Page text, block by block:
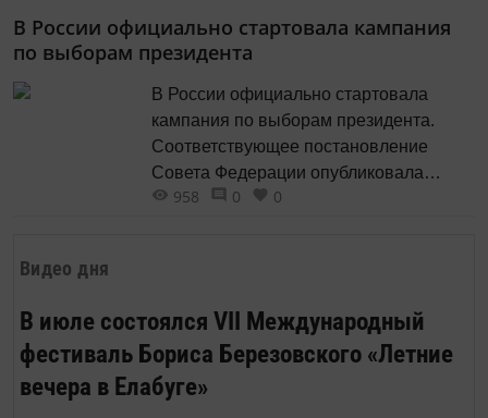
Видео дня
В июле состоялся VII Международный
фестиваль Бориса Березовского «Летние
вечера в Елабуге»
итальянской «Чивитанове» и впервые
в клубной истории завоевали мировую
В России официально стартовала кампания
по выборам президента
В России официально стартовала
кампания по выборам президента.
Соответствующее постановление
Совета Федерации опубликовала
«Российская газета». Сегодня
инициативных групп и подавать
документы в ЦИК. Как сообщила глава
ЦИК Элла Памфилова, о своем
958 0 0